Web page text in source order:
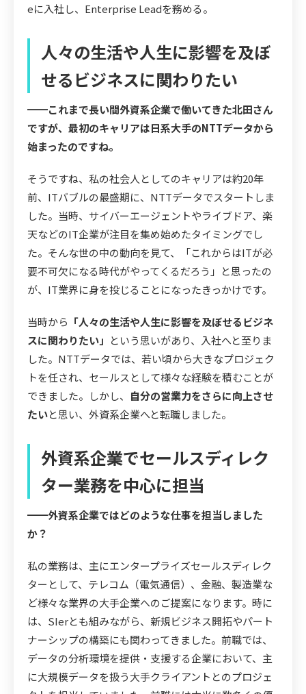
eに入社し、Enterprise Leadを務める。
人々の生活や人生に影響を及ぼ
せるビジネスに関わりたい
━━これまで長い間外資系企業で働いてきた北田さん
ですが、最初のキャリアは日系大手のNTTデータから
始まったのですね。
そうですね、私の社会人としてのキャリアは約20年
前、ITバブルの最盛期に、NTTデータでスタートしま
した。当時、サイバーエージェントやライブドア、楽
天などのIT企業が注目を集め始めたタイミングでし
た。そんな世の中の動向を見て、「これからはITが必
要不可欠になる時代がやってくるだろう」と思ったの
が、IT業界に身を投じることになったきっかけです。
当時から 「人々の生活や人生に影響を及ぼせるビジネ
スに関わりたい」 という思いがあり、入社へと至りま
した。NTTデータでは、若い頃から大きなプロジェク
トを任され、セールスとして様々な経験を積むことが
できました。しかし、 自分の営業力をさらに向上させ
たいと思い、外資系企業へと転職しました。
外資系企業でセールスディレク
ター業務を中心に担当
━━外資系企業ではどのような仕事を担当しました
か？
私の業務は、主にエンタープライズセールスディレク
ターとして、テレコム（電気通信）、金融、製造業な
ど様々な業界の大手企業へのご提案になります。時に
は、SIerとも組みながら、新規ビジネス開拓やパート
ナーシップの構築にも関わってきました。前職では、
データの分析環境を提供・支援する企業において、主
に大規模データを扱う大手クライアントとのプロジェ